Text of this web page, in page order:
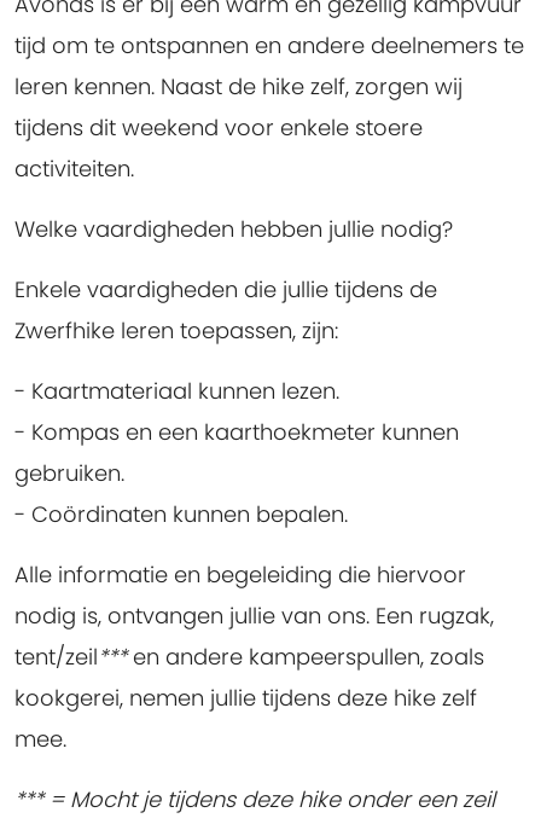
tijd om te ontspannen en andere deelnemers te
leren kennen. Naast de hike zelf, zorgen wij
tijdens dit weekend voor enkele stoere
activiteiten.
Welke vaardigheden hebben jullie nodig?
Enkele vaardigheden die jullie tijdens de
Zwerfhike leren toepassen, zijn:
- Kaartmateriaal kunnen lezen.
- Kompas en een kaarthoekmeter kunnen
gebruiken.
- Coördinaten kunnen bepalen.
Alle informatie en begeleiding die hiervoor
nodig is, ontvangen jullie van ons. Een rugzak,
tent/zeil***en andere kampeerspullen, zoals
kookgerei, nemen jullie tijdens deze hike zelf
mee.
*** = Mocht je tijdens deze hike onder een zeil